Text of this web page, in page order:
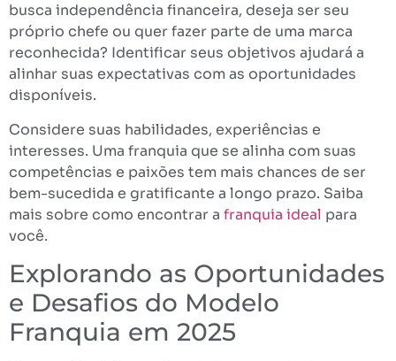
busca independência financeira, deseja ser seu
próprio chefe ou quer fazer parte de uma marca
reconhecida? Identificar seus objetivos ajudará a
alinhar suas expectativas com as oportunidades
disponíveis.
Considere suas habilidades, experiências e
interesses. Uma franquia que se alinha com suas
competências e paixões tem mais chances de ser
bem-sucedida e gratificante a longo prazo. Saiba
mais sobre como encontrar a franquia ideal para
você.
Explorando as Oportunidades
e Desafios do Modelo
Franquia em 2025